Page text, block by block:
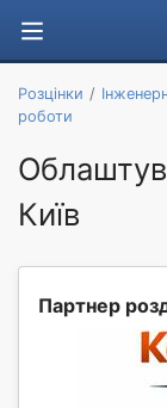
Розцінки
роботи
Київ
Партнер